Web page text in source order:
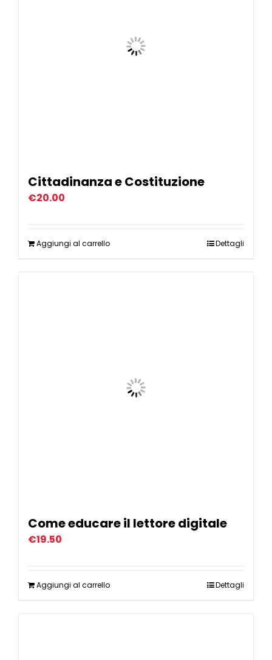
Cittadinanza e Costituzione
€20.00
Aggiungi al carrello Dettagli
Come educare il lettore digitale
€19.50
Aggiungi al carrello Dettagli